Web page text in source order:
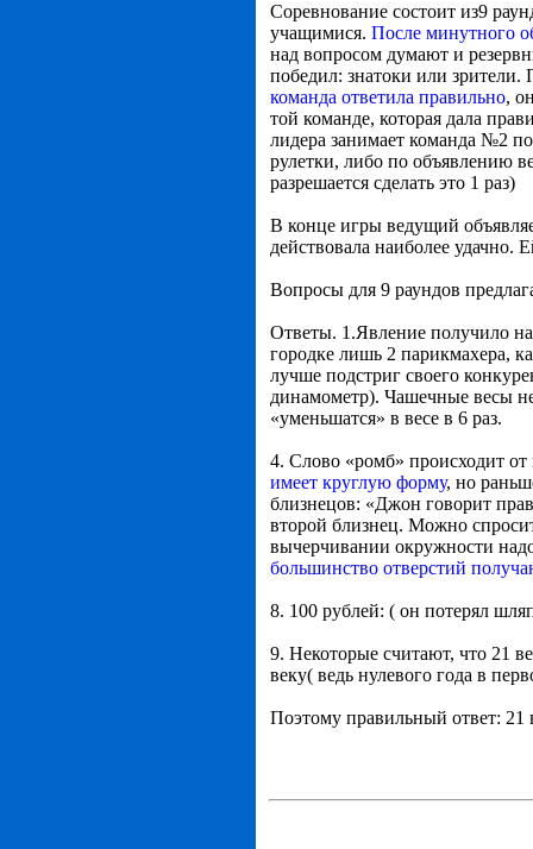
Соревнование состоит из9
учащимися. После минутного
над вопросом думают и
победил: знатоки или зрители.
команда ответила правильно,
той команде, которая дала
лидера занимает команда №2
рулетки, либо по объявлению
разрешается сделать это 1 раз)
В конце игры ведущий
действовала наиболее удачно.
Вопросы для 9 раундов
Ответы. 1.Явление получило
городке лишь 2 парикмахера,
лучше подстриг своего
динамометр). Чашечные весы
«уменьшатся» в весе в 6 раз.
4. Слово «ромб» происходит
имеет круглую форму, но
близнецов: «Джон говорит
второй близнец. Можно
вычерчивании окружности
большинство отверстий
8. 100 рублей: ( он потерял
9. Некоторые считают, что 21
веку( ведь нулевого года в
Поэтому правильный ответ: 21